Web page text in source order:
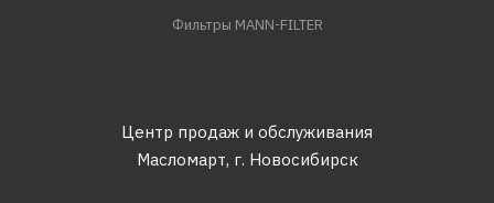
Фильтры MANN-FILTER
Центр продаж и обслуживания
Масломарт, г. Новосибирск